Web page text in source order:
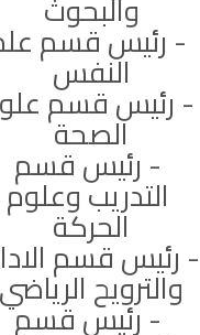
والبحوث
- رئيس قسم
النفس
- رئيس قسم
الصحة
- رئيس قسم
التدريب وعلوم
الحركة
- رئيس قسم
والترويح
- رئيس قسم